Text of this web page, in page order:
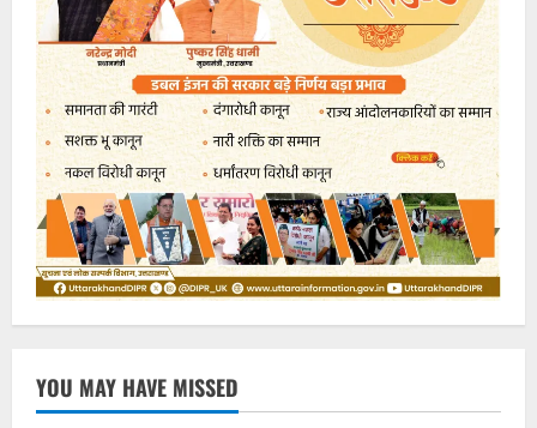
YOU MAY HAVE MISSED